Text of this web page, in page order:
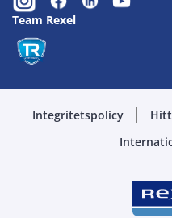
Team Rexel
Integritetspolicy